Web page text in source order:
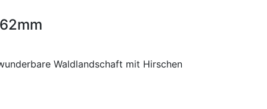
Waldlandschaft mit Hirschen